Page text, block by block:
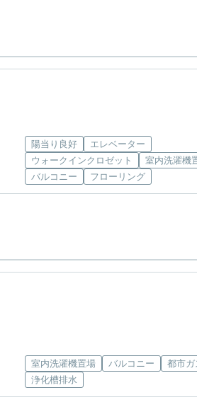
陽当り良好
エレベーター
ウォークインクロゼット
室内洗濯機
バルコニー
フローリング
室内洗濯機置場 バルコニー
都市ガ
浄化槽排水